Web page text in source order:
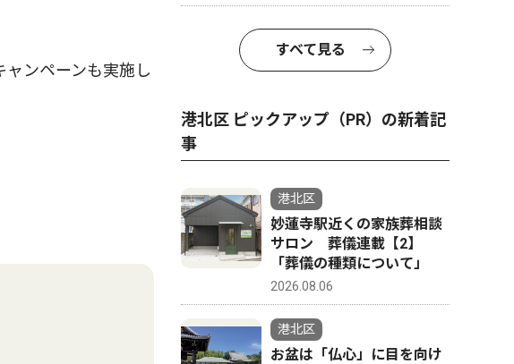
ンペーンも実施し
すべて見る
港北区 ピックアップ（PR）の新着記
事
港北区
妙蓮寺駅近くの家族葬相談
サロン 葬儀連載【2】
「葬儀の種類について」
2026.08.06
港北区
お盆は「仏心」に目を向け